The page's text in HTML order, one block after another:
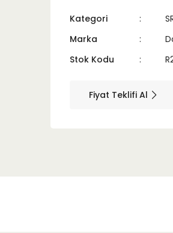
Kategori
Marka
Stok Kodu
Fiyat Teklifi Al